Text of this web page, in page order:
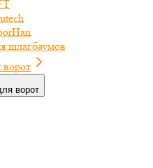
шлагбаумов
ворот